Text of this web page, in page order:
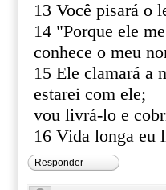
13 Você pisará o
14 "Porque ele
conhece o meu
15 Ele clamará a
estarei com ele;
vou livrá-lo e
16 Vida longa eu
Responder